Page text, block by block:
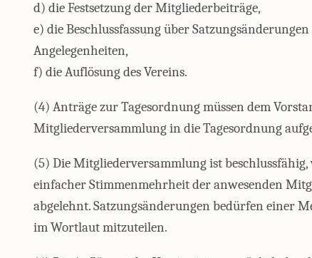
d) die Festsetzung der Mitgliederbeiträge,
e) die Beschlussfassung über
Angelegenheiten,
f) die Auflösung des Vereins.
(4) Anträge zur Tagesordnung müssen dem
Mitgliederversammlung in die Tagesordnung
(5) Die Mitgliederversammlung ist
einfacher Stimmenmehrheit der anwesenden
abgelehnt. Satzungsänderungen bedürfen einer
im Wortlaut mitzuteilen.